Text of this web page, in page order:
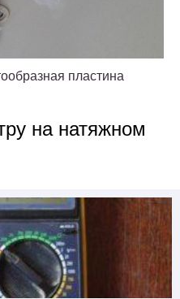
пластина
на натяжном